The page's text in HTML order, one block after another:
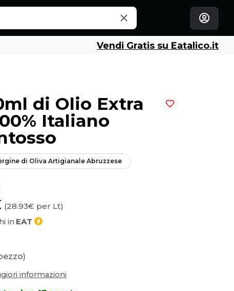
Vendi Gratis su Eatalico.it
di Olio Extra
Italiano
di Oliva Artigianale Abruzzese
(28.93€ per Lt)
in EAT
informazioni